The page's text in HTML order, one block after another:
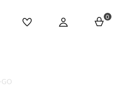
0
GO